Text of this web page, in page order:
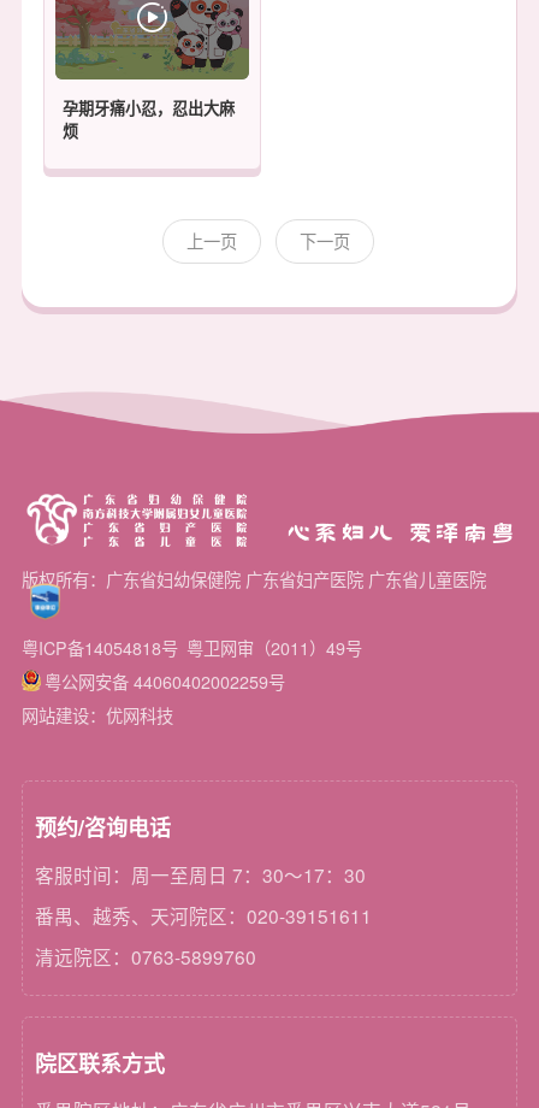
孕期牙痛小忍，忍出大麻
烦
上一页 下一页
心系妇儿 爱泽南粤
版权所有：广东省妇幼保健院 广东省妇产医院 广东省儿童医院
粤ICP备14054818号 粤卫网审（2011）49号
粤公网安备 44060402002259号
网站建设：优网科技
预约/咨询电话
客服时间：周一至周日 7：30～17：30
番禺、越秀、天河院区：020-39151611
清远院区：0763-5899760
院区联系方式